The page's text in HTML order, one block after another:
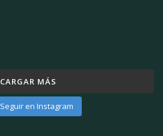
CARGAR MÁS
Seguir en Instagram